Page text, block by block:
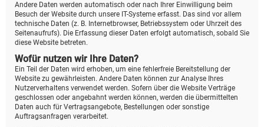
Andere Daten werden automatisch oder nach Ihrer Einwilligung beim
Besuch der Website durch unsere IT-Systeme erfasst. Das sind vor allem
technische Daten (z. B. Internetbrowser, Betriebssystem oder Uhrzeit des
Seitenaufrufs). Die Erfassung dieser Daten erfolgt automatisch, sobald Sie
diese Website betreten.
Wofür nutzen wir Ihre Daten?
Ein Teil der Daten wird erhoben, um eine fehlerfreie Bereitstellung der
Website zu gewährleisten. Andere Daten können zur Analyse Ihres
Nutzerverhaltens verwendet werden. Sofern über die Website Verträge
geschlossen oder angebahnt werden können, werden die übermittelten
Daten auch für Vertragsangebote, Bestellungen oder sonstige
Auftragsanfragen verarbeitet.